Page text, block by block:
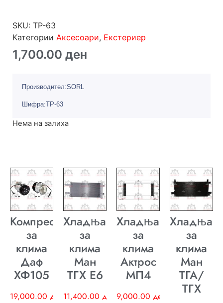
SKU: TP-63
Категории Аксесоари, Екстериер
1,700.00 ден
Производител:SORL
Шифра:TP-63
Нема на залиха
Компресор
за
клима
Даф
ХФ105
19,000.00 ден
Хладњак
за
клима
Ман
ТГХ E6
11,400.00 ден
Хладњак
за
клима
Актрос
МП4
9,000.00 ден
Хладњак
за
клима
Ман
ТГА/
ТГХ